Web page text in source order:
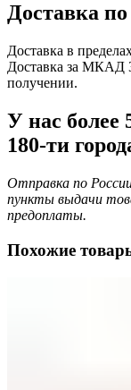
Доставка
Доставка в
Доставка за МКАД
получении.
У нас более
180-ти
Отправка по
пункты выдачи
предоплаты.
Похожие